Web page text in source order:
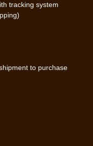
tracking system
to purchase